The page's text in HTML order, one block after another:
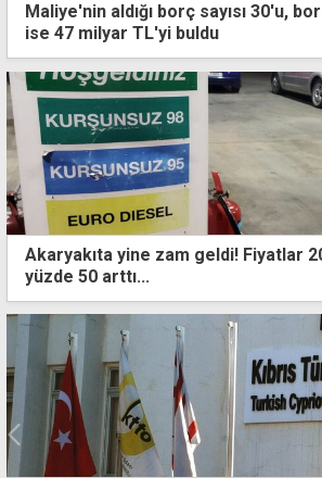
Maliye'nin aldığı borç sayısı 30'u,
ise 47 milyar TL'yi buldu
Akaryakıta yine zam geldi! Fiyatlar
yüzde 50 arttı...